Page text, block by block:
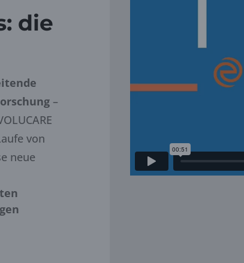
die
–
von
neue